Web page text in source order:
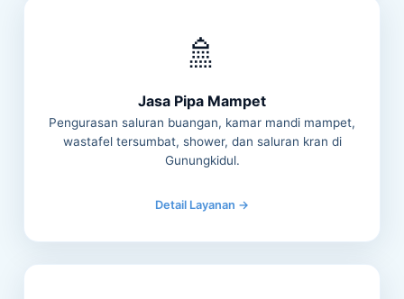
🚿
Jasa Pipa Mampet
Pengurasan saluran buangan, kamar mandi mampet,
wastafel tersumbat, shower, dan saluran kran di
Gunungkidul.
Detail Layanan →